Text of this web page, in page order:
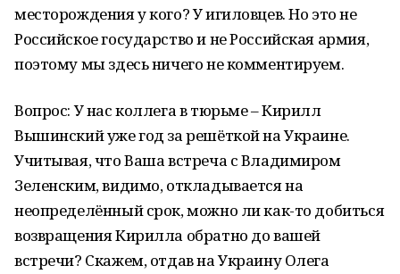
месторождения у кого? У игиловцев. Но это не
Российское государство и не Российская армия,
поэтому мы здесь ничего не комментируем.
Вопрос: У нас коллега в тюрьме – Кирилл
Вышинский уже год за решёткой на Украине.
Учитывая, что Ваша встреча с Владимиром
Зеленским, видимо, откладывается на
неопределённый срок, можно ли как-то добиться
возвращения Кирилла обратно до вашей
встречи? Скажем, отдав на Украину Олега